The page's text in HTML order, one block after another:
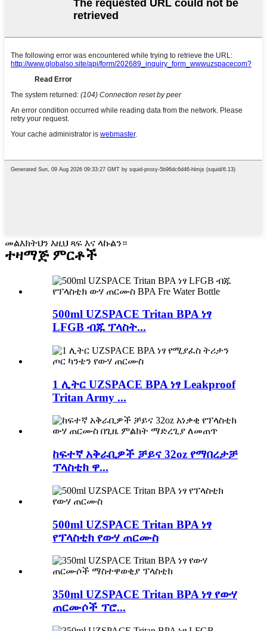
መልእክትህን እዚህ ጻፍ እና ላኩልን።
ተዛማጅ ምርቶች
500ml UZSPACE Tritan BPA ነፃ
LFGB ብጁ ፕላስት...
1 ሊትር UZSPACE BPA ነፃ Leakproof
Tritan Army ...
ከፍተኛ አቅራቢዎች ቻይና 32oz የማበረታቻ
ፕላስቲክ ዋ...
500ml UZSPACE Tritan BPA ነፃ
የፕላስቲክ የውሃ ጠርሙስ
350ml UZSPACE Tritan BPA ነፃ የውሃ
ጠርሙሶች ፕሮ...